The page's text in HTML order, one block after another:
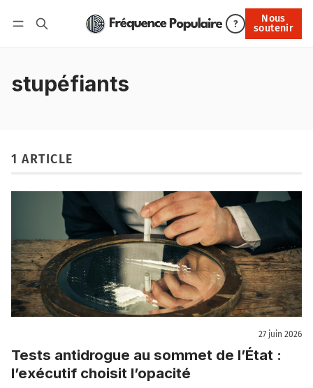
?
Nous
soutenir
Nous soutenir
stupéfiants
1 ARTICLE
27 juin 2026
Tests antidrogue au sommet de l’État :
l’exécutif choisit l’opacité